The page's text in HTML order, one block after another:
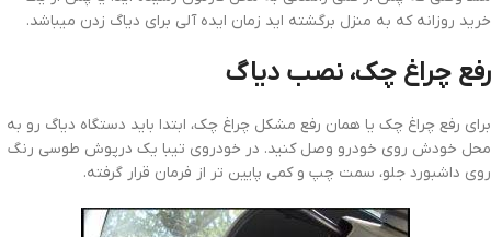
خرید روزانه که به منزل برگشته اید زمان ایده آلی برای دیاگ زدن میباشد.
رفع چراغ چک، نصب دیاگ
برای رفع چراغ چک یا همان رفع مشکل چراغ چک، ابتدا باید دستگاه دیاگ رو به
محل خودش روی خودرو وصل کنید. در خودروی تیبا یک درپوش طوسی رنگ
روی داشبورد جلو، سمت چپ و کمی پایین تر از فرمان قرار گرفته.